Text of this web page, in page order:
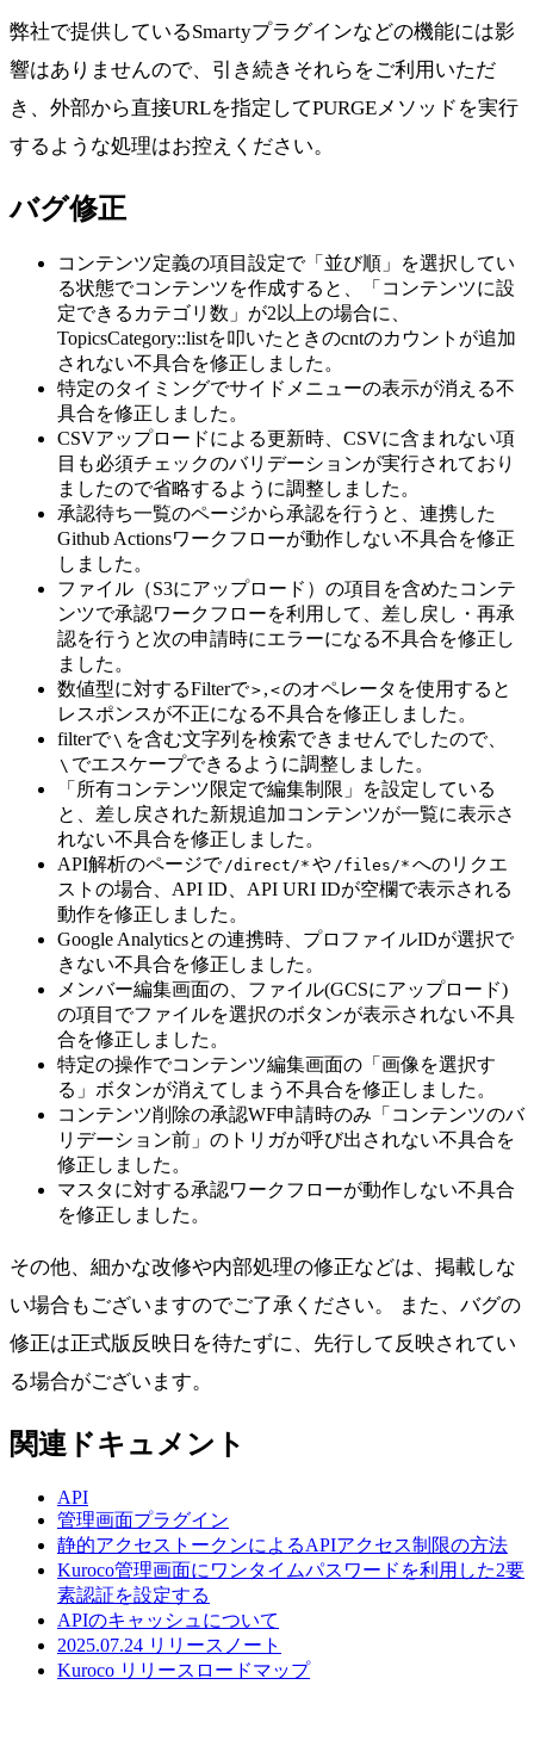
弊社で提供しているSmartyプラグインなどの機能には影
響はありませんので、引き続きそれらをご利用いただ
き、外部から直接URLを指定してPURGEメソッドを実行
するような処理はお控えください。
バグ修正
コンテンツ定義の項目設定で「並び順」を選択してい
る状態でコンテンツを作成すると、「コンテンツに設
定できるカテゴリ数」が2以上の場合に、
TopicsCategory::listを叩いたときのcntのカウントが追加
されない不具合を修正しました。
特定のタイミングでサイドメニューの表示が消える不
具合を修正しました。
CSVアップロードによる更新時、CSVに含まれない項
目も必須チェックのバリデーションが実行されており
ましたので省略するように調整しました。
承認待ち一覧のページから承認を行うと、連携した
Github Actionsワークフローが動作しない不具合を修正
しました。
ファイル（S3にアップロード）の項目を含めたコンテ
ンツで承認ワークフローを利用して、差し戻し・再承
認を行うと次の申請時にエラーになる不具合を修正し
ました。
数値型に対するFilterで> , <のオペレータを使用すると
レスポンスが不正になる不具合を修正しました。
filterで\ を含む文字列を検索できませんでしたので、
\ でエスケープできるように調整しました。
「所有コンテンツ限定で編集制限」を設定している
と、差し戻された新規追加コンテンツが一覧に表示さ
れない不具合を修正しました。
API解析のページで /direct/* や /files/* へのリクエ
ストの場合、API ID、API URI IDが空欄で表示される
動作を修正しました。
Google Analyticsとの連携時、プロファイルIDが選択で
きない不具合を修正しました。
メンバー編集画面の、ファイル(GCSにアップロード)
の項目でファイルを選択のボタンが表示されない不具
合を修正しました。
特定の操作でコンテンツ編集画面の「画像を選択す
る」ボタンが消えてしまう不具合を修正しました。
コンテンツ削除の承認WF申請時のみ「コンテンツのバ
リデーション前」のトリガが呼び出されない不具合を
修正しました。
マスタに対する承認ワークフローが動作しない不具合
を修正しました。
その他、細かな改修や内部処理の修正などは、掲載しな
い場合もございますのでご了承ください。 また、バグの
修正は正式版反映日を待たずに、先行して反映されてい
る場合がございます。
関連ドキュメント
API
管理画面プラグイン
静的アクセストークンによるAPIアクセス制限の方法
Kuroco管理画面にワンタイムパスワードを利用した2要
素認証を設定する
APIのキャッシュについて
2025.07.24 リリースノート
Kuroco リリースロードマップ